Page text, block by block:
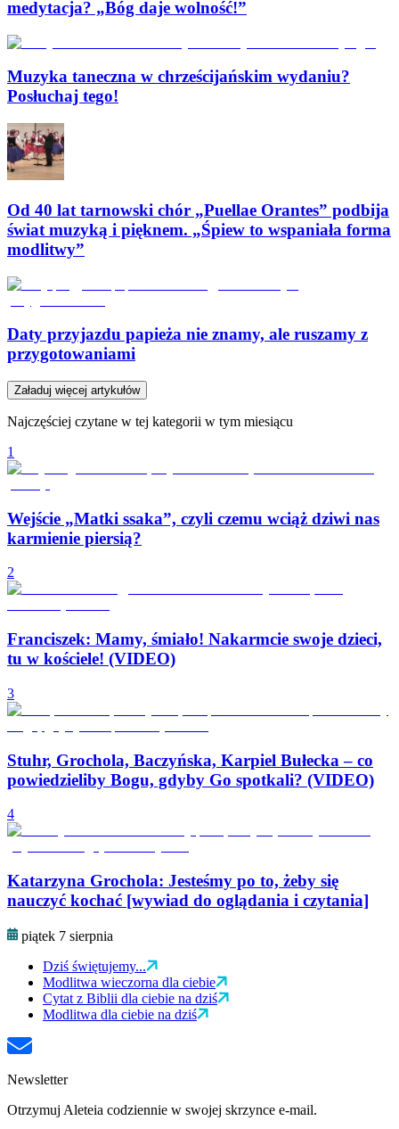
medytacja? „Bóg daje wolność!”
Muzyka taneczna w chrześcijańskim wydaniu?
Posłuchaj tego!
Od 40 lat tarnowski chór „Puellae Orantes” podbija
świat muzyką i pięknem. „Śpiew to wspaniała forma
modlitwy”
Daty przyjazdu papieża nie znamy, ale ruszamy z
przygotowaniami
Załaduj więcej artykułów
Najczęściej czytane w tej kategorii w tym miesiącu
1
Wejście „Matki ssaka”, czyli czemu wciąż dziwi nas
karmienie piersią?
2
Franciszek: Mamy, śmiało! Nakarmcie swoje dzieci,
tu w kościele! (VIDEO)
3
Stuhr, Grochola, Baczyńska, Karpiel Bułecka – co
powiedzieliby Bogu, gdyby Go spotkali? (VIDEO)
4
Katarzyna Grochola: Jesteśmy po to, żeby się
nauczyć kochać [wywiad do oglądania i czytania]
piątek 7 sierpnia
Dziś świętujemy...
Modlitwa wieczorna dla ciebie
Cytat z Biblii dla ciebie na dziś
Modlitwa dla ciebie na dziś
Newsletter
Otrzymuj Aleteia codziennie w swojej skrzynce e-mail.